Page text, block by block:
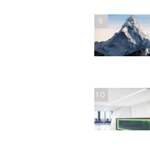
9
10